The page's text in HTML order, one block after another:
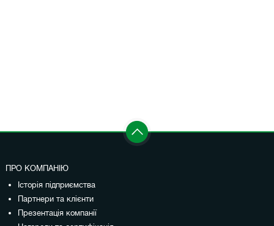
ПРО КОМПАНІЮ
Історія підприємства
Партнери та клієнти
Презентація компанії